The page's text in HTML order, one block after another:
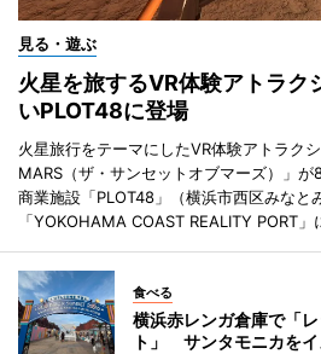
見る・遊ぶ
火星を旅するVR体験アトラ
いPLOT48に登場
火星旅行をテーマにしたVR体験アトラク
MARS（ザ・サンセットオブマーズ）」
商業施設「PLOT48」（横浜市西区みなと
「YOKOHAMA COAST REALITY PORT」
食べる
横浜赤レンガ倉庫で「
ト」 サンタモニカを